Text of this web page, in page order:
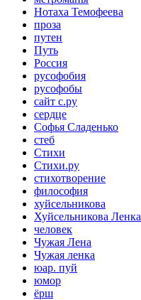
Нотаха Темофеева
проза
путен
Путь
Россия
русофобия
русофобы
сайт с.ру
сердце
Софья Сладенько
стеб
Стихи
Стихи.ру
стихотворение
философия
хуйсельникова
Хуйсельникова Ленка
человек
Чужая Лена
Чужая ленка
юар. пуй
юмор
ёрш